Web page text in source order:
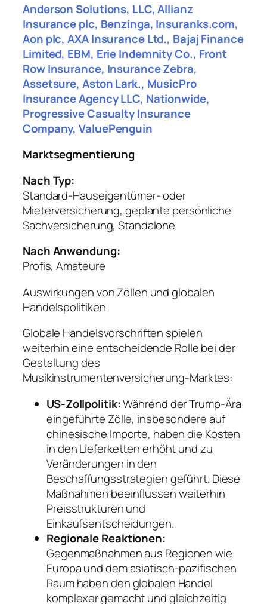
Anderson Solutions, LLC, Allianz
Insurance plc, Benzinga, Insuranks.com,
Aon plc, AXA Insurance Ltd., Bajaj Finance
Limited, EBM, Erie Indemnity Co., Front
Row Insurance, Insurance Zebra,
Assetsure, Aston Lark., MusicPro
Insurance Agency LLC, Nationwide,
Progressive Casualty Insurance
Company, ValuePenguin
Marktsegmentierung
Nach Typ:
Standard-Hauseigentümer- oder
Mieterversicherung, geplante persönliche
Sachversicherung, Standalone
Nach Anwendung:
Profis, Amateure
Auswirkungen von Zöllen und globalen
Handelspolitiken
Globale Handelsvorschriften spielen
weiterhin eine entscheidende Rolle bei der
Gestaltung des
Musikinstrumentenversicherung-Marktes:
US-Zollpolitik:Während der Trump-Ära
eingeführte Zölle, insbesondere auf
chinesische Importe, haben die Kosten
in den Lieferketten erhöht und zu
Veränderungen in den
Beschaffungsstrategien geführt. Diese
Maßnahmen beeinflussen weiterhin
Preisstrukturen und
Einkaufsentscheidungen.
Regionale Reaktionen:
Gegenmaßnahmen aus Regionen wie
Europa und dem asiatisch-pazifischen
Raum haben den globalen Handel
komplexer gemacht und gleichzeitig